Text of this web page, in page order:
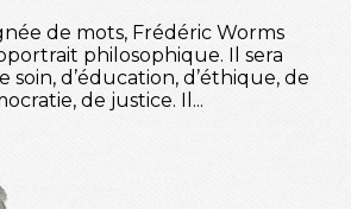
de mots, Frédéric Worms
philosophique. Il sera
soin, d’éducation, d’éthique, de
de justice. Il...